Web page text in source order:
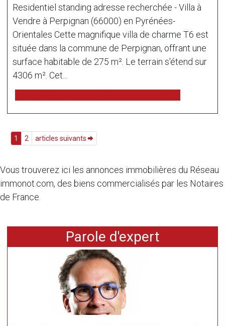
Residentiel standing adresse recherchée - Villa à
Vendre à Perpignan (66000) en Pyrénées-
Orientales Cette magnifique villa de charme T6 est
située dans la commune de Perpignan, offrant une
surface habitable de 275 m². Le terrain s'étend sur
4306 m². Cet...
1 2 articles suivants
Vous trouverez ici les annonces immobilières du Réseau
immonot.com, des biens commercialisés par les Notaires
de France.
Parole d'expert